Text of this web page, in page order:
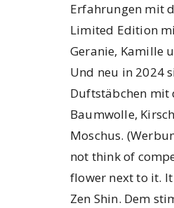
Erfahrungen mit
Limited Edition
Geranie, Kamille
Und neu in 2024
Duftstäbchen mit
Baumwolle,
Moschus.
not think of
flower next to it.
Zen Shin. Dem